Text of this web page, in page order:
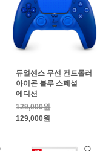
듀얼센스 무선 컨트롤러
아이콘 블루 스폐셜
에디션
129,000원
129,000원